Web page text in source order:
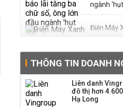
ngành
Điện Máy
phát
Sau nhịp
mạnh,
cơ hội ở
THÔNG TIN DOANH
Liên danh
đô thị hơn
Hạ Long